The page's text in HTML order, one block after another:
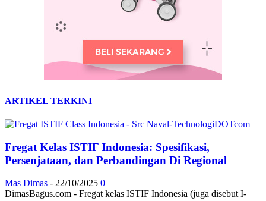
ARTIKEL TERKINI
Fregat Kelas ISTIF Indonesia: Spesifikasi,
Persenjataan, dan Perbandingan Di Regional
Mas Dimas - 22/10/2025 0
DimasBagus.com - Fregat kelas ISTIF Indonesia (juga disebut I-